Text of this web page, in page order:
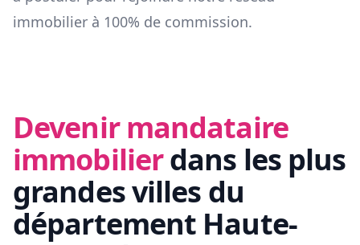
immobilier à 100% de commission.
Devenir mandataire
immobilierdans les plus
grandes villes du
département Haute-